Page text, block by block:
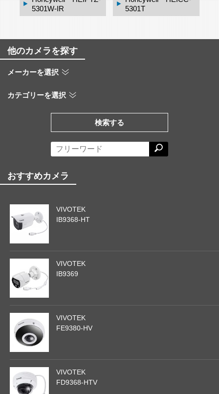
5301W-IR
5301T
他のカメラを探す
メーカーを選択
カテゴリーを選択
検索する
おすすめカメラ
VIVOTEK
IB9368-HT
VIVOTEK
IB9369
VIVOTEK
FE9380-HV
VIVOTEK
FD9368-HTV